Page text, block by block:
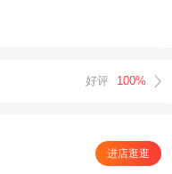
好评 100%
进店逛逛